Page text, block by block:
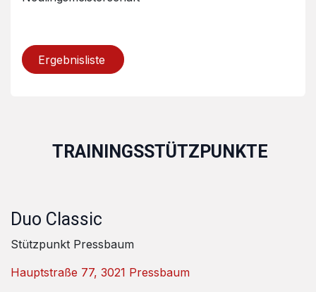
Ergebnisliste
TRAININGSSTÜTZPUNKTE
Duo Classic
Stützpunkt Pressbaum
Hauptstraße 77, 3021 Pressbaum